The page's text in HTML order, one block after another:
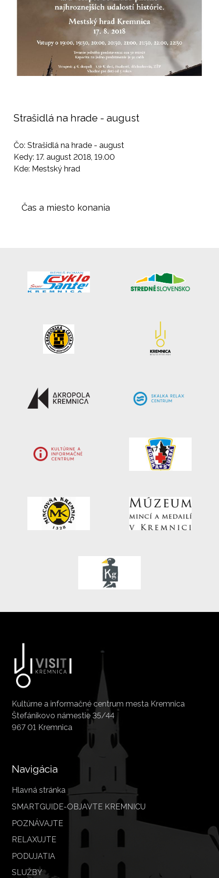
Strašidlá na hrade - august
Čo: Strašidlá na hrade - august
Kedy: 17. august 2018, 19.00
Kde: Mestský hrad
Čas a miesto konania
Kultúrne a informačné centrum mesta Kremnica
Štefánikovo námestie 35/44
967 01 Kremnica
Navigácia
Hlavná stránka
SMARTGUIDE-OBJAVTE KREMNICU
POZNÁVAJTE
RELAXUJTE
PODUJATIA
SLUŽBY